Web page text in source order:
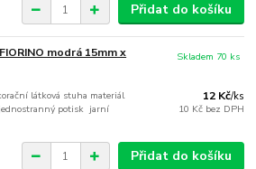
Přidat do košíku
modrá 15mm x
látková stuha materiál
potisk jarní
12 Kč/ks
10 Kč bez DPH
Skladem 70 ks
Přidat do košíku